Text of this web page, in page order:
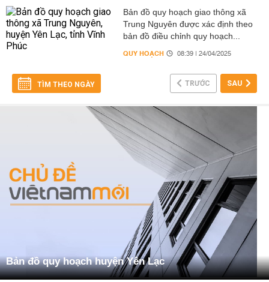
Bản đồ quy hoạch giao thông xã
Trung Nguyên được xác định theo
bản đồ điều chỉnh quy hoạch...
QUY HOẠCH 08:39 | 24/04/2025
TÌM THEO NGÀY TRƯỚC SAU
Bản đồ quy hoạch huyện Yên Lạc